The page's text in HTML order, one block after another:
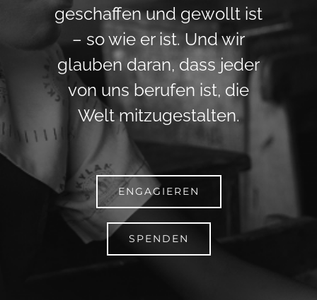
geschaffen und gewollt ist
– so wie er ist. Und wir
glauben daran, dass jeder
von uns berufen ist, die
Welt mitzugestalten.
ENGAGIEREN
SPENDEN